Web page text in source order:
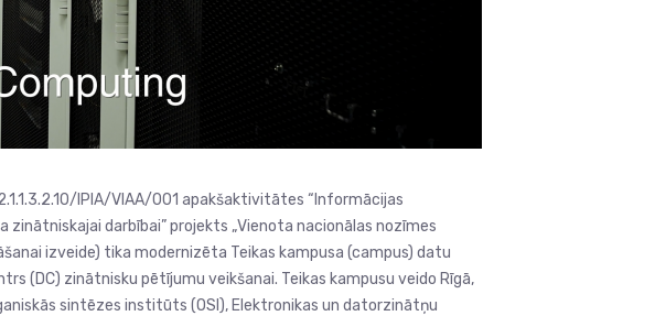
IPIA/VIAA/001 apakšaktivitātes “Informācijas
darbībai” projekts „Vienota nacionālas nozīmes
izveide) tika modernizēta Teikas kampusa (campus) datu
(DC) zinātnisku pētījumu veikšanai. Teikas kampusu veido Rīgā,
sintēzes institūts (OSI), Elektronikas un datorzinātņu